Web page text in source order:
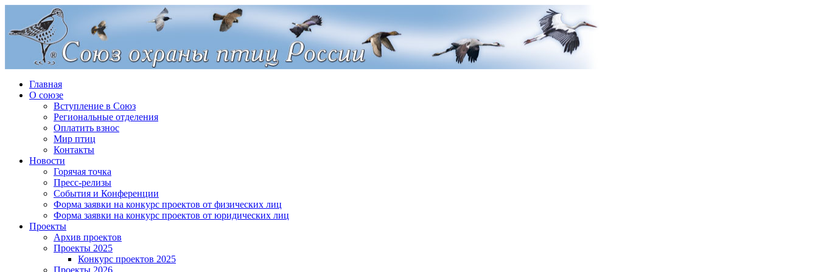
Главная
О союзе
Вступление в Союз
Региональные отделения
Оплатить взнос
Мир птиц
Контакты
Новости
Горячая точка
Пресс-релизы
События и Конференции
Форма заявки на конкурс проектов от физических лиц
Форма заявки на конкурс проектов от юридических лиц
Проекты
Архив проектов
Проекты 2025
Конкурс проектов 2025
Проекты 2026